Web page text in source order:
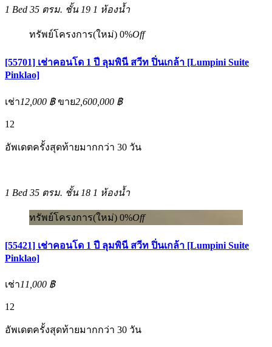
1 Bed 35 ตรม. ชั้น 19 1 ห้องน้ำ
ทรัพย์โครงการ(ใหม่) 0%Off
[55701] เช่าคอนโด 1 ปี ลุมพินี สวีท ปิ่นเกล้า [Lumpini Suite
Pinklao]
เช่า12,000 ฿ ขาย2,600,000 ฿
12
อัพเดตครั้งสุดท้ายมากกว่า 30 วัน
1 Bed 35 ตรม. ชั้น 18 1 ห้องน้ำ
ทรัพย์โครงการ(ใหม่) 0%Off
[55421] เช่าคอนโด 1 ปี ลุมพินี สวีท ปิ่นเกล้า [Lumpini Suite
Pinklao]
เช่า11,000 ฿
12
อัพเดตครั้งสุดท้ายมากกว่า 30 วัน